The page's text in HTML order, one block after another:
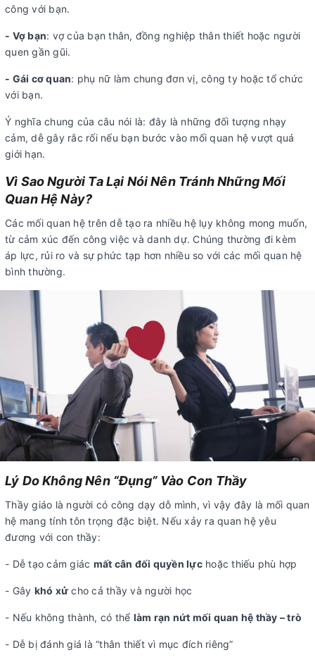
công với bạn.
- Vợ bạn: vợ của bạn thân, đồng nghiệp thân thiết hoặc người
quen gần gũi.
- Gái cơ quan: phụ nữ làm chung đơn vị, công ty hoặc tổ chức
với bạn.
Ý nghĩa chung của câu nói là: đây là những đối tượng nhạy
cảm, dễ gây rắc rối nếu bạn bước vào mối quan hệ vượt quá
giới hạn.
Vì Sao Người Ta Lại Nói Nên Tránh Những Mối
Quan Hệ Này?
Các mối quan hệ trên dễ tạo ra nhiều hệ lụy không mong muốn,
từ cảm xúc đến công việc và danh dự. Chúng thường đi kèm
áp lực, rủi ro và sự phức tạp hơn nhiều so với các mối quan hệ
bình thường.
Lý Do Không Nên “Đụng” Vào Con Thầy
Thầy giáo là người có công dạy dỗ mình, vì vậy đây là mối quan
hệ mang tính tôn trọng đặc biệt. Nếu xảy ra quan hệ yêu
đương với con thầy:
- Dễ tạo cảm giác mất cân đối quyền lựchoặc thiếu phù hợp
- Gây khó xử cho cả thầy và người học
- Nếu không thành, có thể làm rạn nứt mối quan hệ thầy – trò
- Dễ bị đánh giá là “thân thiết vì mục đích riêng”